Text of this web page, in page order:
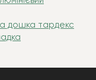
дошка тардекс